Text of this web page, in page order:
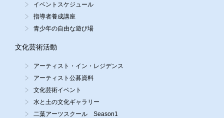
イベントスケジュール
指導者養成講座
青少年の自由な遊び場
文化芸術活動
アーティスト・イン・レジデンス
アーティスト公募資料
文化芸術イベント
水と土の文化ギャラリー
二葉アーツスクール Season1